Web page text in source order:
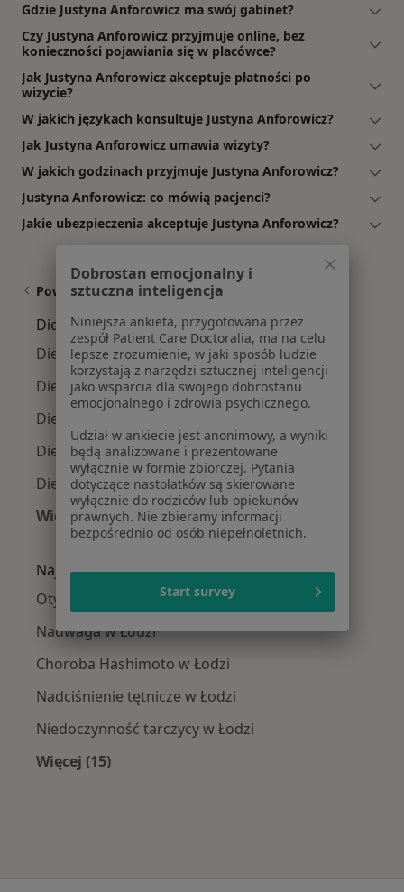
Gdzie Justyna Anforowicz ma swój gabinet?
Czy Justyna Anforowicz przyjmuje online, bez
konieczności pojawiania się w placówce?
Jak Justyna Anforowicz akceptuje płatności po
wizycie?
W jakich językach konsultuje Justyna Anforowicz?
Jak Justyna Anforowicz umawia wizyty?
W jakich godzinach przyjmuje Justyna Anforowicz?
Justyna Anforowicz: co mówią pacjenci?
Jakie ubezpieczenia akceptuje Justyna Anforowicz?
Powiązane wyszukiwania
Dietetycy w pobliżu
Dietetycy Śródmieście
Dietetycy Bałuty
Dietetycy Polesie
Dietetycy Górna
Dietetycy Widzew
Więcej (3)
Więcej w kategorii: Dietetycy w pobliżu
Najczęście leczone choroby
Otyłość w Łodzi
Nadwaga w Łodzi
Choroba Hashimoto w Łodzi
Nadciśnienie tętnicze w Łodzi
Niedoczynność tarczycy w Łodzi
Więcej (15)
Dobrostan emocjonalny i
sztuczna inteligencja
Niniejsza ankieta, przygotowana przez
zespół Patient Care Doctoralia, ma na celu
lepsze zrozumienie, w jaki sposób ludzie
korzystają z narzędzi sztucznej inteligencji
jako wsparcia dla swojego dobrostanu
emocjonalnego i zdrowia psychicznego.
Udział w ankiecie jest anonimowy, a wyniki
będą analizowane i prezentowane
wyłącznie w formie zbiorczej. Pytania
dotyczące nastolatków są skierowane
wyłącznie do rodziców lub opiekunów
prawnych. Nie zbieramy informacji
bezpośrednio od osób niepełnoletnich.
Start survey